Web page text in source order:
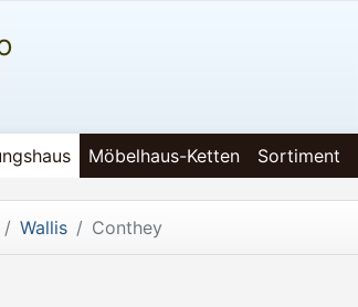
Möbelhaus-Ketten Sortiment
Wallis Conthey